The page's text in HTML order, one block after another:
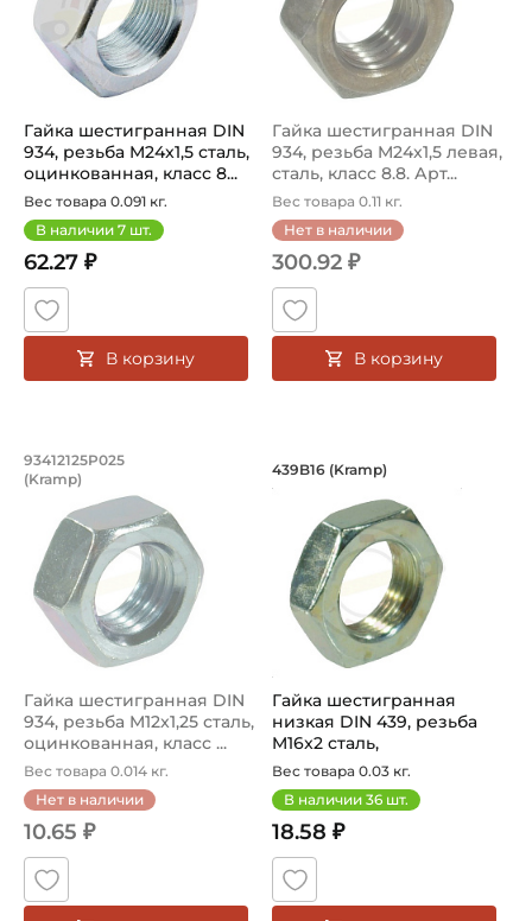
Гайка шестигранная DIN
934, резьба M24x1,5 сталь,
оцинкованная, класс 8...
Вес товара 0.091 кг.
В наличии 7 шт.
62.27 ₽
В корзину
Гайка шестигранная DIN
934, резьба M24x1,5 левая,
сталь, класс 8.8. Арт...
Вес товара 0.11 кг.
Нет в наличии
300.92 ₽
В корзину
Гайка шестигранная DIN 934, резьба
Гайка шестигранная DIN934 M12x1,25, класс
93412125P025
(Kramp)
Гайка шестигранная DIN
934, резьба M12x1,25 сталь,
оцинкованная, класс ...
Вес товара 0.014 кг.
Нет в наличии
10.65 ₽
Гайка
Гайка шестигранная
439B16 (Kramp)
Гайка шестигранная
низкая DIN 439, резьба
M16x2 сталь,
оцинкованная, кл...
Вес товара 0.03 кг.
В наличии 36 шт.
18.58 ₽